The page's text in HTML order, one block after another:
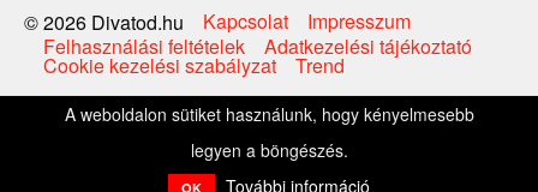
© 2026 Divatod.hu
Kapcsolat
Impresszum
Felhasználási feltételek
Adatkezelési tájékoztató
Cookie kezelési szabályzat Trend
A weboldalon sütiket használunk, hogy kényelmesebb
legyen a böngészés.
OK További információ